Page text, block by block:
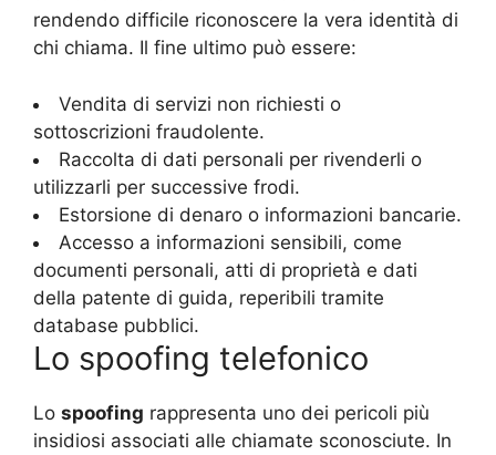
rendendo difficile riconoscere la vera identità di
chi chiama. Il fine ultimo può essere:
Vendita di servizi non richiesti o
sottoscrizioni fraudolente.
Raccolta di dati personali per rivenderli o
utilizzarli per successive frodi.
Estorsione di denaro o informazioni bancarie.
Accesso a informazioni sensibili, come
documenti personali, atti di proprietà e dati
della patente di guida, reperibili tramite
database pubblici.
Lo spoofing telefonico
Lo spoofing rappresenta uno dei pericoli più
insidiosi associati alle chiamate sconosciute. In